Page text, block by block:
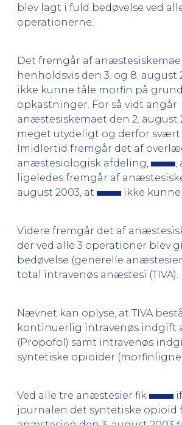
blev lagt i fuld bedøvelse ved
operationerne.
Det fremgår af
henholdsvis den 3. og 8. august
ikke kunne tåle morfin på
opkastninger. For så vidt angår
anæstesiskemaet den 2. august
meget utydeligt og derfor svært
Imidlertid fremgår det af
anæstesiologisk afdeling,
ligeledes fremgår af
august 2003, at
ikke kunne
Videre fremgår det af
der ved alle 3 operationer blev
bedøvelse (generelle
total intravenøs anæstesi (TIVA).
Nævnet kan oplyse, at TIVA
kontinuerlig intravenøs indgift
(Propofol) samt intravenøs
syntetiske opioider
Ved alle tre anæstesier fik
journalen det syntetiske opioid